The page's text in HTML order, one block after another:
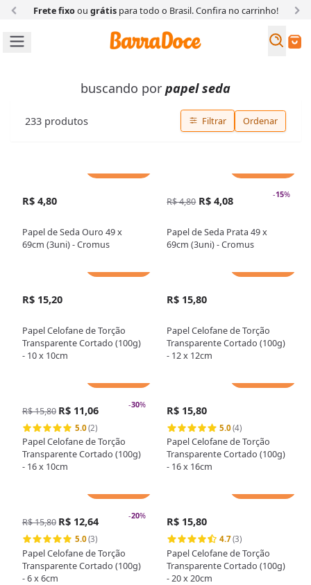
Frete fixoou grátispara todo o Brasil. Confira no carrinho!
Buscar
buscando porpapel seda
233 produtos Filtrar Ordenar
R$ 4,80
Papel de Seda Ouro 49 x
69cm (3uni) - Cromus
-15%
R$ 4,80 R$ 4,08
Papel de Seda Prata 49 x
69cm (3uni) - Cromus
R$ 15,20
Papel Celofane de Torção
Transparente Cortado (100g)
- 10 x 10cm
R$ 15,80
Papel Celofane de Torção
Transparente Cortado (100g)
- 12 x 12cm
-30%
R$ 15,80 R$ 11,06
5.0(2)
Papel Celofane de Torção
Transparente Cortado (100g)
- 16 x 10cm
R$ 15,80
5.0(4)
Papel Celofane de Torção
Transparente Cortado (100g)
- 16 x 16cm
-20%
R$ 15,80 R$ 12,64
5.0(3)
Papel Celofane de Torção
Transparente Cortado (100g)
- 6 x 6cm
R$ 15,80
4.7(3)
Papel Celofane de Torção
Transparente Cortado (100g)
- 20 x 20cm